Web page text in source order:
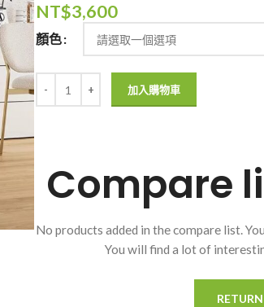
NT$3,600
顏色
加入購物車
Compare
No products added in the compare list.
You will find a lot of